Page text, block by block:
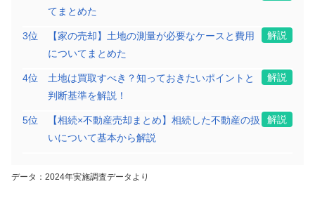
てまとめた
3位
【家の売却】土地の測量が必要なケースと費用
についてまとめた
解説
4位
土地は買取すべき？知っておきたいポイントと
判断基準を解説！
解説
5位
【相続×不動産売却まとめ】相続した不動産の扱
いについて基本から解説
解説
データ：2024年実施調査データより